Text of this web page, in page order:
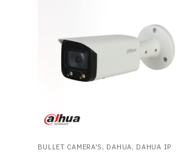
BULLET CAMERA'S , DAHUA, DAHUA IP